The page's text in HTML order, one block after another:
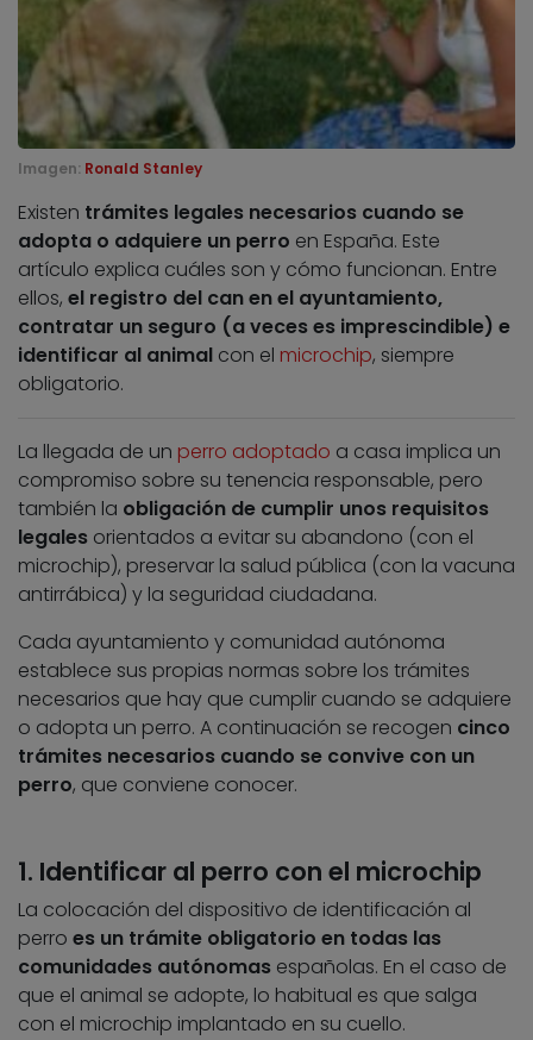
Imagen: Ronald Stanley
Existen trámites legales necesarios cuando se
adopta o adquiere un perro en España. Este
artículo explica cuáles son y cómo funcionan. Entre
ellos, el registro del can en el ayuntamiento,
contratar un seguro (a veces es imprescindible) e
identificar al animal con el microchip, siempre
obligatorio.
La llegada de un perro adoptado a casa implica un
compromiso sobre su tenencia responsable, pero
también la obligación de cumplir unos requisitos
legales orientados a evitar su abandono (con el
microchip), preservar la salud pública (con la vacuna
antirrábica) y la seguridad ciudadana.
Cada ayuntamiento y comunidad autónoma
establece sus propias normas sobre los trámites
necesarios que hay que cumplir cuando se adquiere
o adopta un perro. A continuación se recogen cinco
trámites necesarios cuando se convive con un
perro, que conviene conocer.
1. Identificar al perro con el microchip
La colocación del dispositivo de identificación al
perro es un trámite obligatorio en todas las
comunidades autónomas españolas. En el caso de
que el animal se adopte, lo habitual es que salga
con el microchip implantado en su cuello.